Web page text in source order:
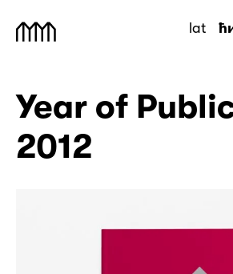
Muzej Savremenelat
Year of
2012